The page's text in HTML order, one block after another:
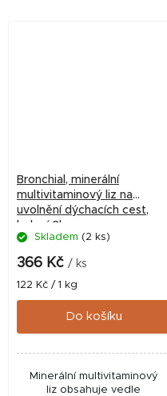
Bronchial, minerální
multivitaminový liz na
uvolnění dýchacích cest,
balení 3kg
Skladem (2 ks)
366 Kč / ks
Měrná
cena:
122 Kč / 1 kg
Do košíku
Minerální multivitaminový
liz obsahuje vedle